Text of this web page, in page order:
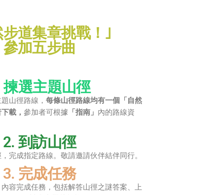
道集章挑戰！｣
參加五步曲
揀選主題山徑
山徑路線， 每條山徑路線均有一個「自然
載， 參加者可根據 「指南」 內的路線資
2. 到訪山徑
完成指定路線。敬請邀請伙伴結伴同行。
3. 完成任務
內容完成任務，包括解答山徑之謎答案、上